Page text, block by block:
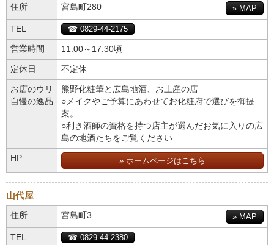
住所 » MAP
宮島町280
TEL ☎ 0829-44-2175
営業時間 11:00～17:30頃
定休日 不定休
お店のウリ
自慢の逸品
熊野化粧筆と広島地酒、お土産の店
○メイクやご予算にあわせてお化粧府で選びを御提
案。
○利き酒師の資格を持つ店主が選んだお気に入りの広
島の地酒たちをご覧ください
HP » ホームページはこちら
山代屋
住所 » MAP
宮島町3
TEL ☎ 0829-44-2380